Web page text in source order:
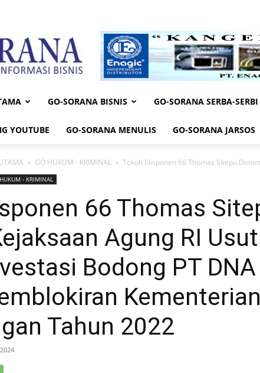
Sorana
GO-SORANA BISNIS GO-SORANA SERBA-SERBI
YOUTUBE GO-SORANA MENULIS GO-SORANA JARSOS
GO HUKUM - KRIMINAL Tokoh Eksponen 66 Thomas Sitepu
- KRIMINAL
66 Thomas
Agung RI Usut
Bodong PT
Kementerian
Tahun 2022